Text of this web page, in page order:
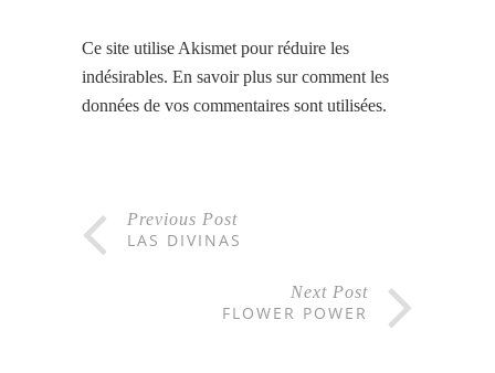
Ce site utilise Akismet pour réduire les
indésirables. En savoir plus sur comment les
données de vos commentaires sont utilisées.
Previous Post
LAS DIVINAS
Next Post
FLOWER POWER